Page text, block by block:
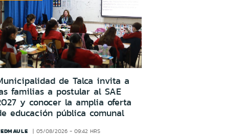
de Talca invita a
familias a postular al SAE
y conocer la amplia oferta
educación pública comunal
05/08/2026 - 09:42 HRS